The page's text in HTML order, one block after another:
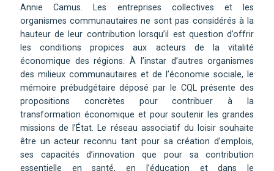
Annie Camus. Les entreprises collectives et les
organismes communautaires ne sont pas considérés à la
hauteur de leur contribution lorsqu’il est question d’offrir
les conditions propices aux acteurs de la vitalité
économique des régions. À l’instar d’autres organismes
des milieux communautaires et de l’économie sociale, le
mémoire prébudgétaire déposé par le CQL présente des
propositions concrètes pour contribuer à la
transformation économique et pour soutenir les grandes
missions de l’État. Le réseau associatif du loisir souhaite
être un acteur reconnu tant pour sa création d’emplois,
ses capacités d’innovation que pour sa contribution
essentielle en santé, en l’éducation et dans le